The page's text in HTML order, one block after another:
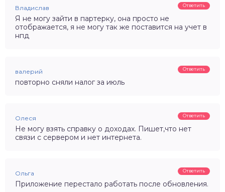
Владислав Ответить
Я не могу зайти в партерку, она просто не
отображается, я не могу так же поставится на учет в
нпд
валерий Ответить
повторно сняли налог за июль
Олеся Ответить
Не могу взять справку о доходах. Пишет,что нет
связи с сервером и нет интернета.
Ольга Ответить
Приложение перестало работать после обновления.